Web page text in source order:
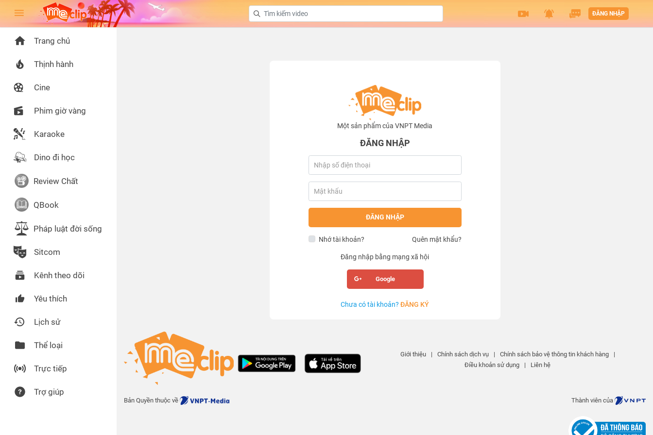
Trang chủ
Thịnh hành
Cine
Phim giờ vàng
Karaoke
Dino đi học
Review Chất
QBook
Pháp luật đời sống
Sitcom
Kênh theo dõi
Yêu thích
Lịch sử
Thể loại
Trực tiếp
Trợ giúp
ĐĂNG NHẬP
Một sản phẩm của VNPT Media
ĐĂNG NHẬP
ĐĂNG NHẬP
Nhớ tài khoản? Quên mật khẩu?
Đăng nhập bằng mạng xã hội
Google
Chưa có tài khoản? ĐĂNG KÝ
Giới thiệu | Chính sách dịch vụ | Chính sách bảo vệ thông tin khách hàng
|
Điều khoản sử dụng
| Liên hệ
Bản Quyền thuộc về Thành viên của